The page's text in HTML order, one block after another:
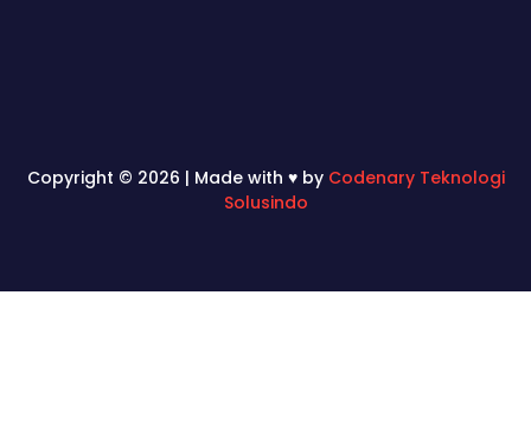
Copyright © 2026 | Made with ♥ by Codenary Teknologi
Solusindo